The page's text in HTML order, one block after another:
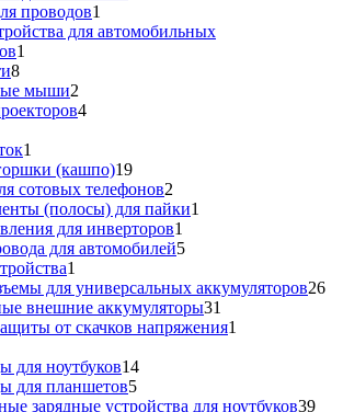
проводов1
товар
для автомобильных
1
88
товаров
мыши2
товара
44
1
товар(кашпо)1919
товаров
сотовых телефонов2
товара
(полосы) для пайки1
для инверторов1
товар
для автомобилей55
1
товар
для универсальных аккумуляторов2626
внешние аккумуляторы31
товар
от скачков напряжения1
для ноутбуков1414
для планшетов55
товаров
зарядные устройства для ноутбуков3939